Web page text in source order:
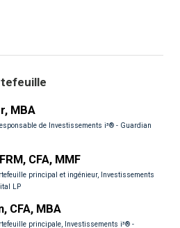
MBA
de Investissements i³® - Guardian
CFA, MMF
principal et ingénieur, Investissements
LP
CFA, MBA
principale, Investissements i³® -